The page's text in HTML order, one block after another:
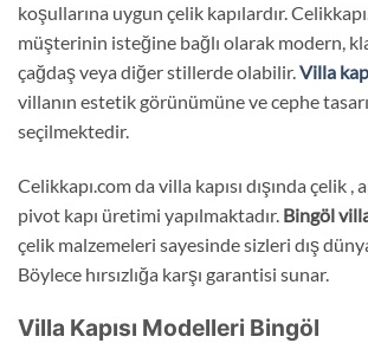
koşullarına uygun çelik kapılardır.
müşterinin isteğine bağlı olarak modern,
çağdaş veya diğer stillerde olabilir.Villa
villanın estetik görünümüne ve cephe
seçilmektedir.
Celikkapı.com da villa kapısı dışında çelik
pivot kapı üretimi yapılmaktadır. Bingöl
çelik malzemeleri sayesinde sizleri dış
Böylece hırsızlığa karşı garantisi sunar.
Villa Kapısı Modelleri Bingöl